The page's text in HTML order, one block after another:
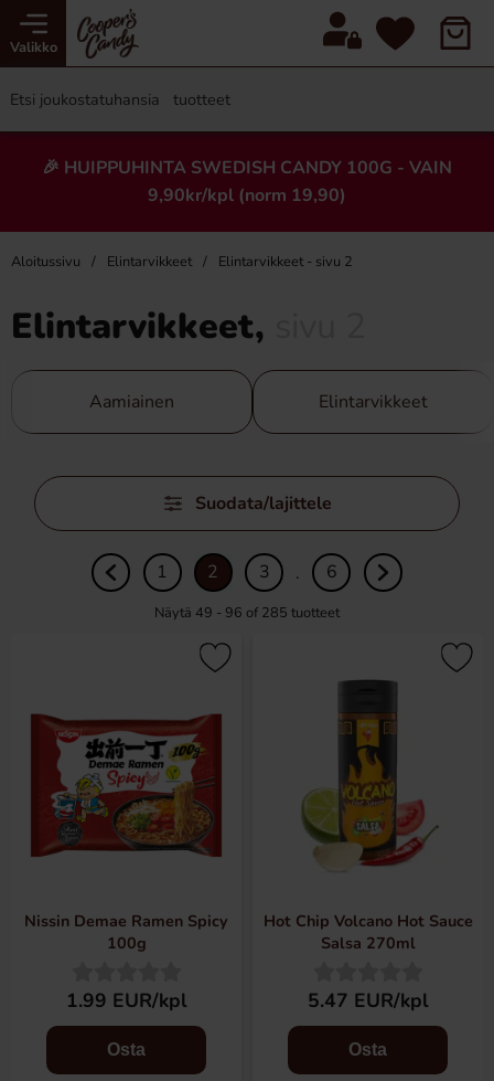
Valikko
🎉 HUIPPUHINTA SWEDISH CANDY 100G - VAIN
9,90kr/kpl (norm 19,90)
Aloitussivu Elintarvikkeet Elintarvikkeet - sivu 2
Elintarvikkeet,
Aamiainen Elintarvikkeet
Ohita
suodattimet
Suodata/lajittele
1 2 3 . 6
Näytä 49 - 96 of 285 tuotteet
Nissin Demae Ramen Spicy
100g
1.99 EUR/kpl
Osta
Hot Chip Volcano Hot Sauce
Salsa 270ml
5.47 EUR/kpl
Osta